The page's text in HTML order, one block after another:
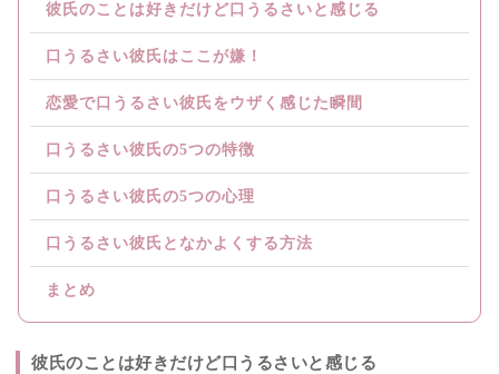
彼氏のことは好きだけど口うるさいと感じる
口うるさい彼氏はここが嫌！
恋愛で口うるさい彼氏をウザく感じた瞬間
口うるさい彼氏の5つの特徴
口うるさい彼氏の5つの心理
口うるさい彼氏となかよくする方法
まとめ
彼氏のことは好きだけど口うるさいと感じる